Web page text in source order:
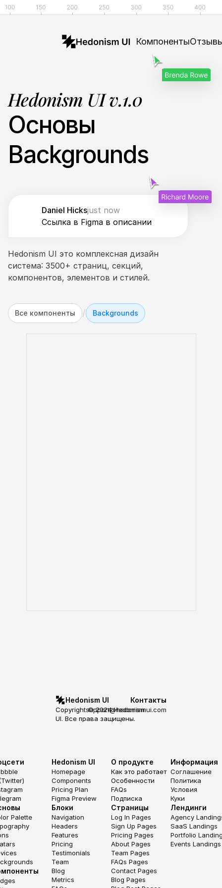
Компоненты
Hedonism UI v.1.0
Основы
Backgrounds
Hedonism UI это комплексная дизайн
система: 3500+ страниц, секций,
компонентов, элементов и стилей.
Daniel Hicksjust now
Ссылка в Figma в описании
Все компоненты / Backgrounds
Hedonism UI
Copyright © 2024 Hedonism
UI. Все права защищены.
Palette
Hedonism UI
Homepage
Components
Pricing Plan
Figma Preview
Блоки
Navigation
Headers
Features
Pricing
Testimonials
Team
Blog
Metrics
О продукте
Как это работает
Особенности
FAQs
Подписка
Страницы
Log In Pages
Sign Up Pages
Pricing Pages
About Pages
Team Pages
FAQs Pages
Contact Pages
Blog Pages
Информация
Соглашение
Политика
Условия
Куки
Лендинги
Agency
SaaS Landings
Portfolio
Events Landings
Контакты
support@hedonismui.com